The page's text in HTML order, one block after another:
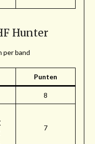
Hunter
per band
Punten
8
7